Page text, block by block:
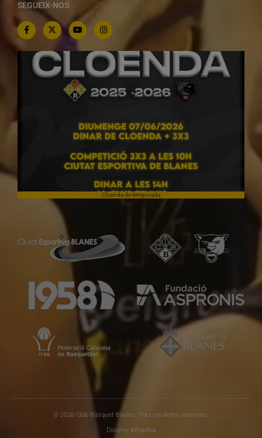
SEGUEIX-NOS
Cloenda de temporada
© 2026 Club Bàsquet Blanes. Tots els drets reservats.
Disseny infoselva